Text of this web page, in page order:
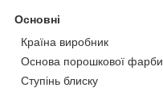
Основні
Країна виробник
Основа порошкової фарби
Ступінь блиску